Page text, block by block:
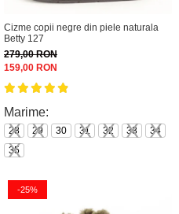
Cizme copii negre din piele naturala
Betty 127
279,00 RON
159,00 RON
Marime:
28 29 30 31 32 33
34
35
-25%